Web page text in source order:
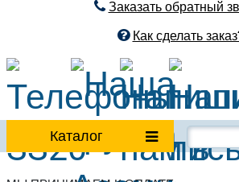
Заказать обратный
Как сделать
Каталог